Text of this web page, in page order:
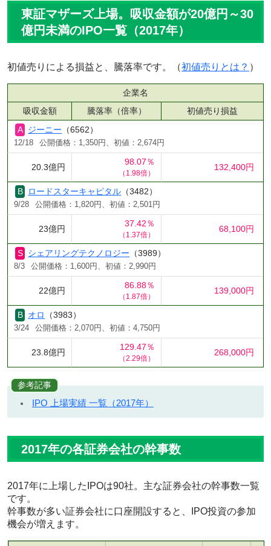
東証マザーズ上場。吸収金額が20億円～30
億円未満のIPO一覧（2017年）
初値売りによる損益と、騰落率です。（初値売りとは？ ）
企業名
吸収金額
騰落率（倍率）
初値売り損益
ジーニー （6562）
12/18 公開価格：1,350円、初値：2,674円
20.3億円
98.07％
（1.98倍）
132,400円
ロードスターキャピタル （3482）
9/28 公開価格：1,820円、初値：2,501円
23億円
37.42％
（1.37倍）
68,100円
シェアリングテクノロジー （3989）
8/3 公開価格：1,600円、初値：2,990円
22億円
86.88％
（1.87倍）
139,000円
オロ （3983）
3/24 公開価格：2,070円、初値：4,750円
23.8億円
129.47％
（2.29倍）
268,000円
参考記事
IPO 上場実績 一覧（2017年）
2017年の各証券会社の幹事数
2017年に上場したIPOは90社。主な証券会社の幹事数一覧
です。
幹事数が多い証券会社に口座開設すると、IPO投資の参加
機会が増えます。